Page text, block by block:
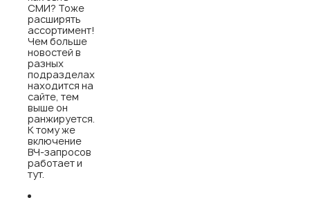
СМИ? Тоже
расширять
ассортимент!
Чем больше
новостей в
разных
подразделах
находится на
сайте, тем
выше он
ранжируется.
К тому же
включение
ВЧ-запросов
работает и
тут.